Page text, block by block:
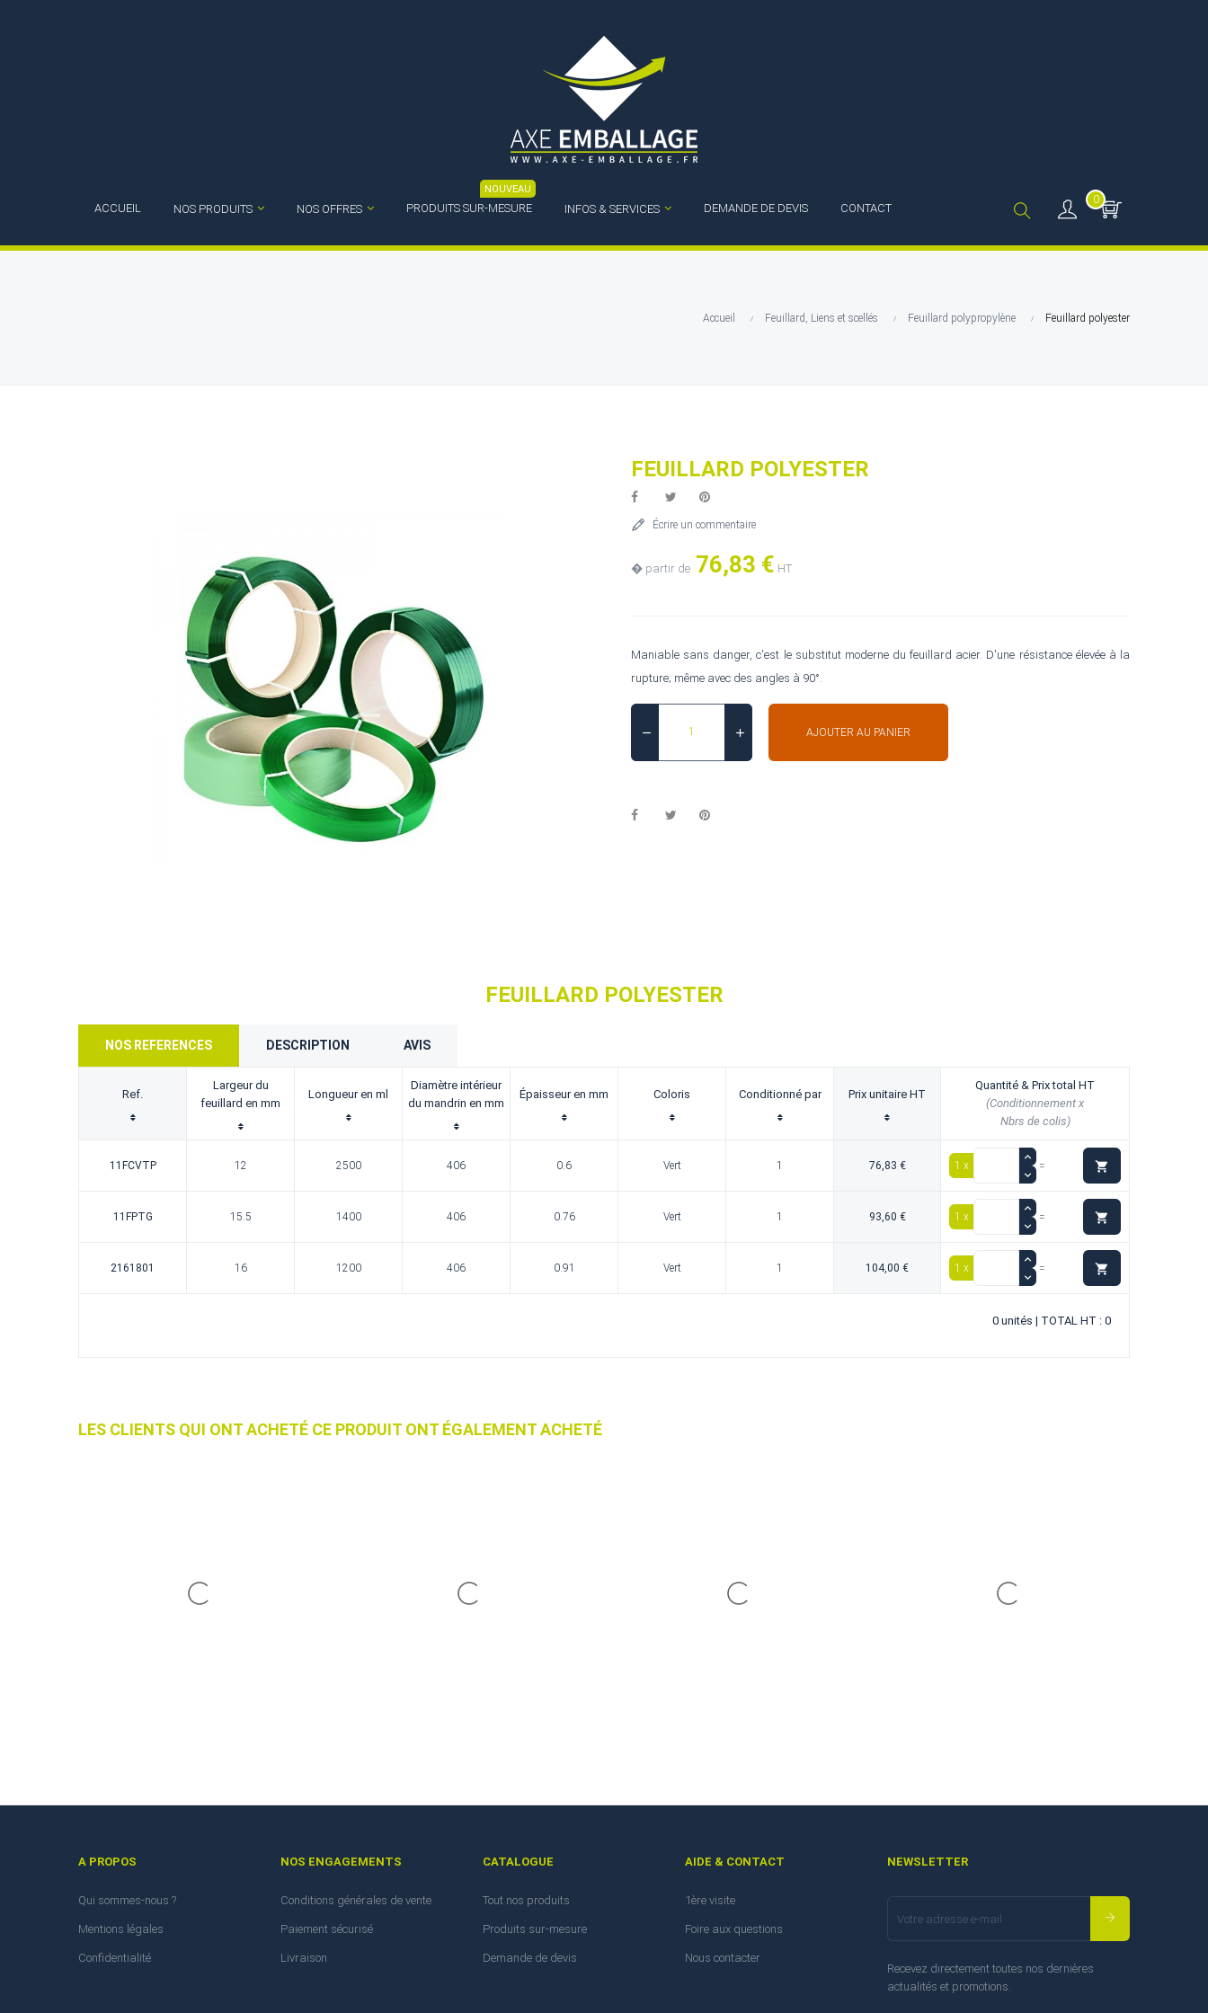
ACCUEIL NOS PRODUITS NOS OFFRES PRODUITS SUR-MESURE
NOUVEAU
INFOS & SERVICES DEMANDE DE DEVIS CONTACT
0
Accueil Feuillard, Liens et scellés Feuillard polypropylène Feuillard polyester
FEUILLARD POLYESTER
Écrire un commentaire
� partir de 76,83 € HT
Maniable sans danger, c'est le substitut moderne du feuillard acier. D'une résistance élevée à la
rupture; même avec des angles à 90°.
AJOUTER AU PANIER
FEUILLARD POLYESTER
NOS REFERENCES DESCRIPTION AVIS
Ref.
Largeur du
feuillard en mm
Longueur en ml
Diamètre intérieur
du mandrin en mm
Épaisseur en mm Coloris Conditionné par Prix unitaire HT
Quantité & Prix total HT
(Conditionnement x
Nbrs de colis)
11FCVTP 12 2500 406 0.6 Vert 1 76,83 € 1 x = 
11FPTG 15.5 1400 406 0.76 Vert 1 93,60 € 1 x = 
2161801 16 1200 406 0.91 Vert 1 104,00 € 1 x = 
0 unités | TOTAL HT : 0
LES CLIENTS QUI ONT ACHETÉ CE PRODUIT ONT ÉGALEMENT ACHETÉ
A PROPOS
Qui sommes-nous ?
Mentions légales
Confidentialité
NOS ENGAGEMENTS
Conditions générales de vente
Paiement sécurisé
Livraison
CATALOGUE
Tout nos produits
Produits sur-mesure
Demande de devis
AIDE & CONTACT
1ère visite
Foire aux questions
Nous contacter
NEWSLETTER
Recevez directement toutes nos dernières
actualités et promotions.